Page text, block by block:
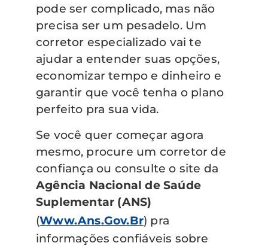
pode ser complicado, mas não
precisa ser um pesadelo. Um
corretor especializado vai te
ajudar a entender suas opções,
economizar tempo e dinheiro e
garantir que você tenha o plano
perfeito pra sua vida.
Se você quer começar agora
mesmo, procure um corretor de
confiança ou consulte o site da
Agência Nacional de Saúde
Suplementar (ANS)
(Www.ans.gov.br) pra
informações confiáveis sobre